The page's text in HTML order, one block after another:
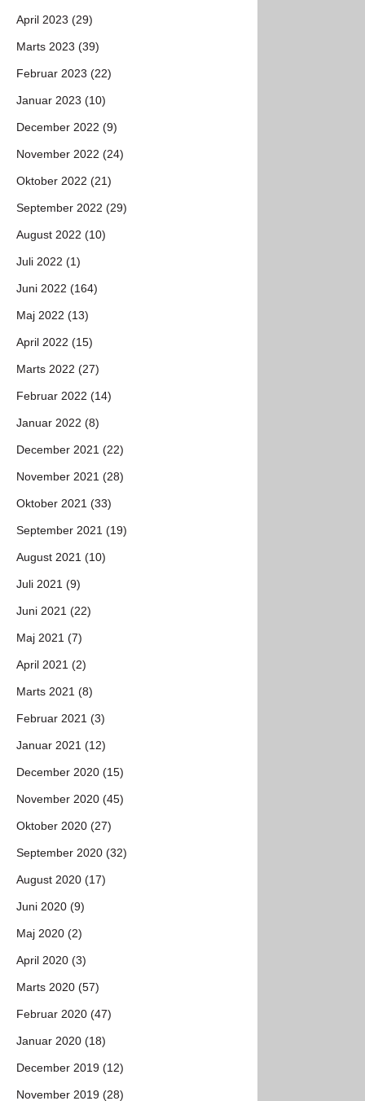
April 2023 (29)
Marts 2023 (39)
Februar 2023 (22)
Januar 2023 (10)
December 2022 (9)
November 2022 (24)
Oktober 2022 (21)
September 2022 (29)
August 2022 (10)
Juli 2022 (1)
Juni 2022 (164)
Maj 2022 (13)
April 2022 (15)
Marts 2022 (27)
Februar 2022 (14)
Januar 2022 (8)
December 2021 (22)
November 2021 (28)
Oktober 2021 (33)
September 2021 (19)
August 2021 (10)
Juli 2021 (9)
Juni 2021 (22)
Maj 2021 (7)
April 2021 (2)
Marts 2021 (8)
Februar 2021 (3)
Januar 2021 (12)
December 2020 (15)
November 2020 (45)
Oktober 2020 (27)
September 2020 (32)
August 2020 (17)
Juni 2020 (9)
Maj 2020 (2)
April 2020 (3)
Marts 2020 (57)
Februar 2020 (47)
Januar 2020 (18)
December 2019 (12)
November 2019 (28)